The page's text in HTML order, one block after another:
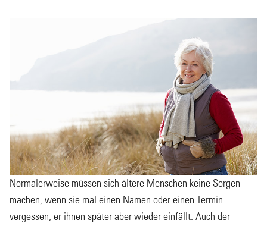
Normalerweise müssen sich ältere Menschen keine Sorgen
machen, wenn sie mal einen Namen oder einen Termin
vergessen, er ihnen später aber wieder einfällt. Auch der